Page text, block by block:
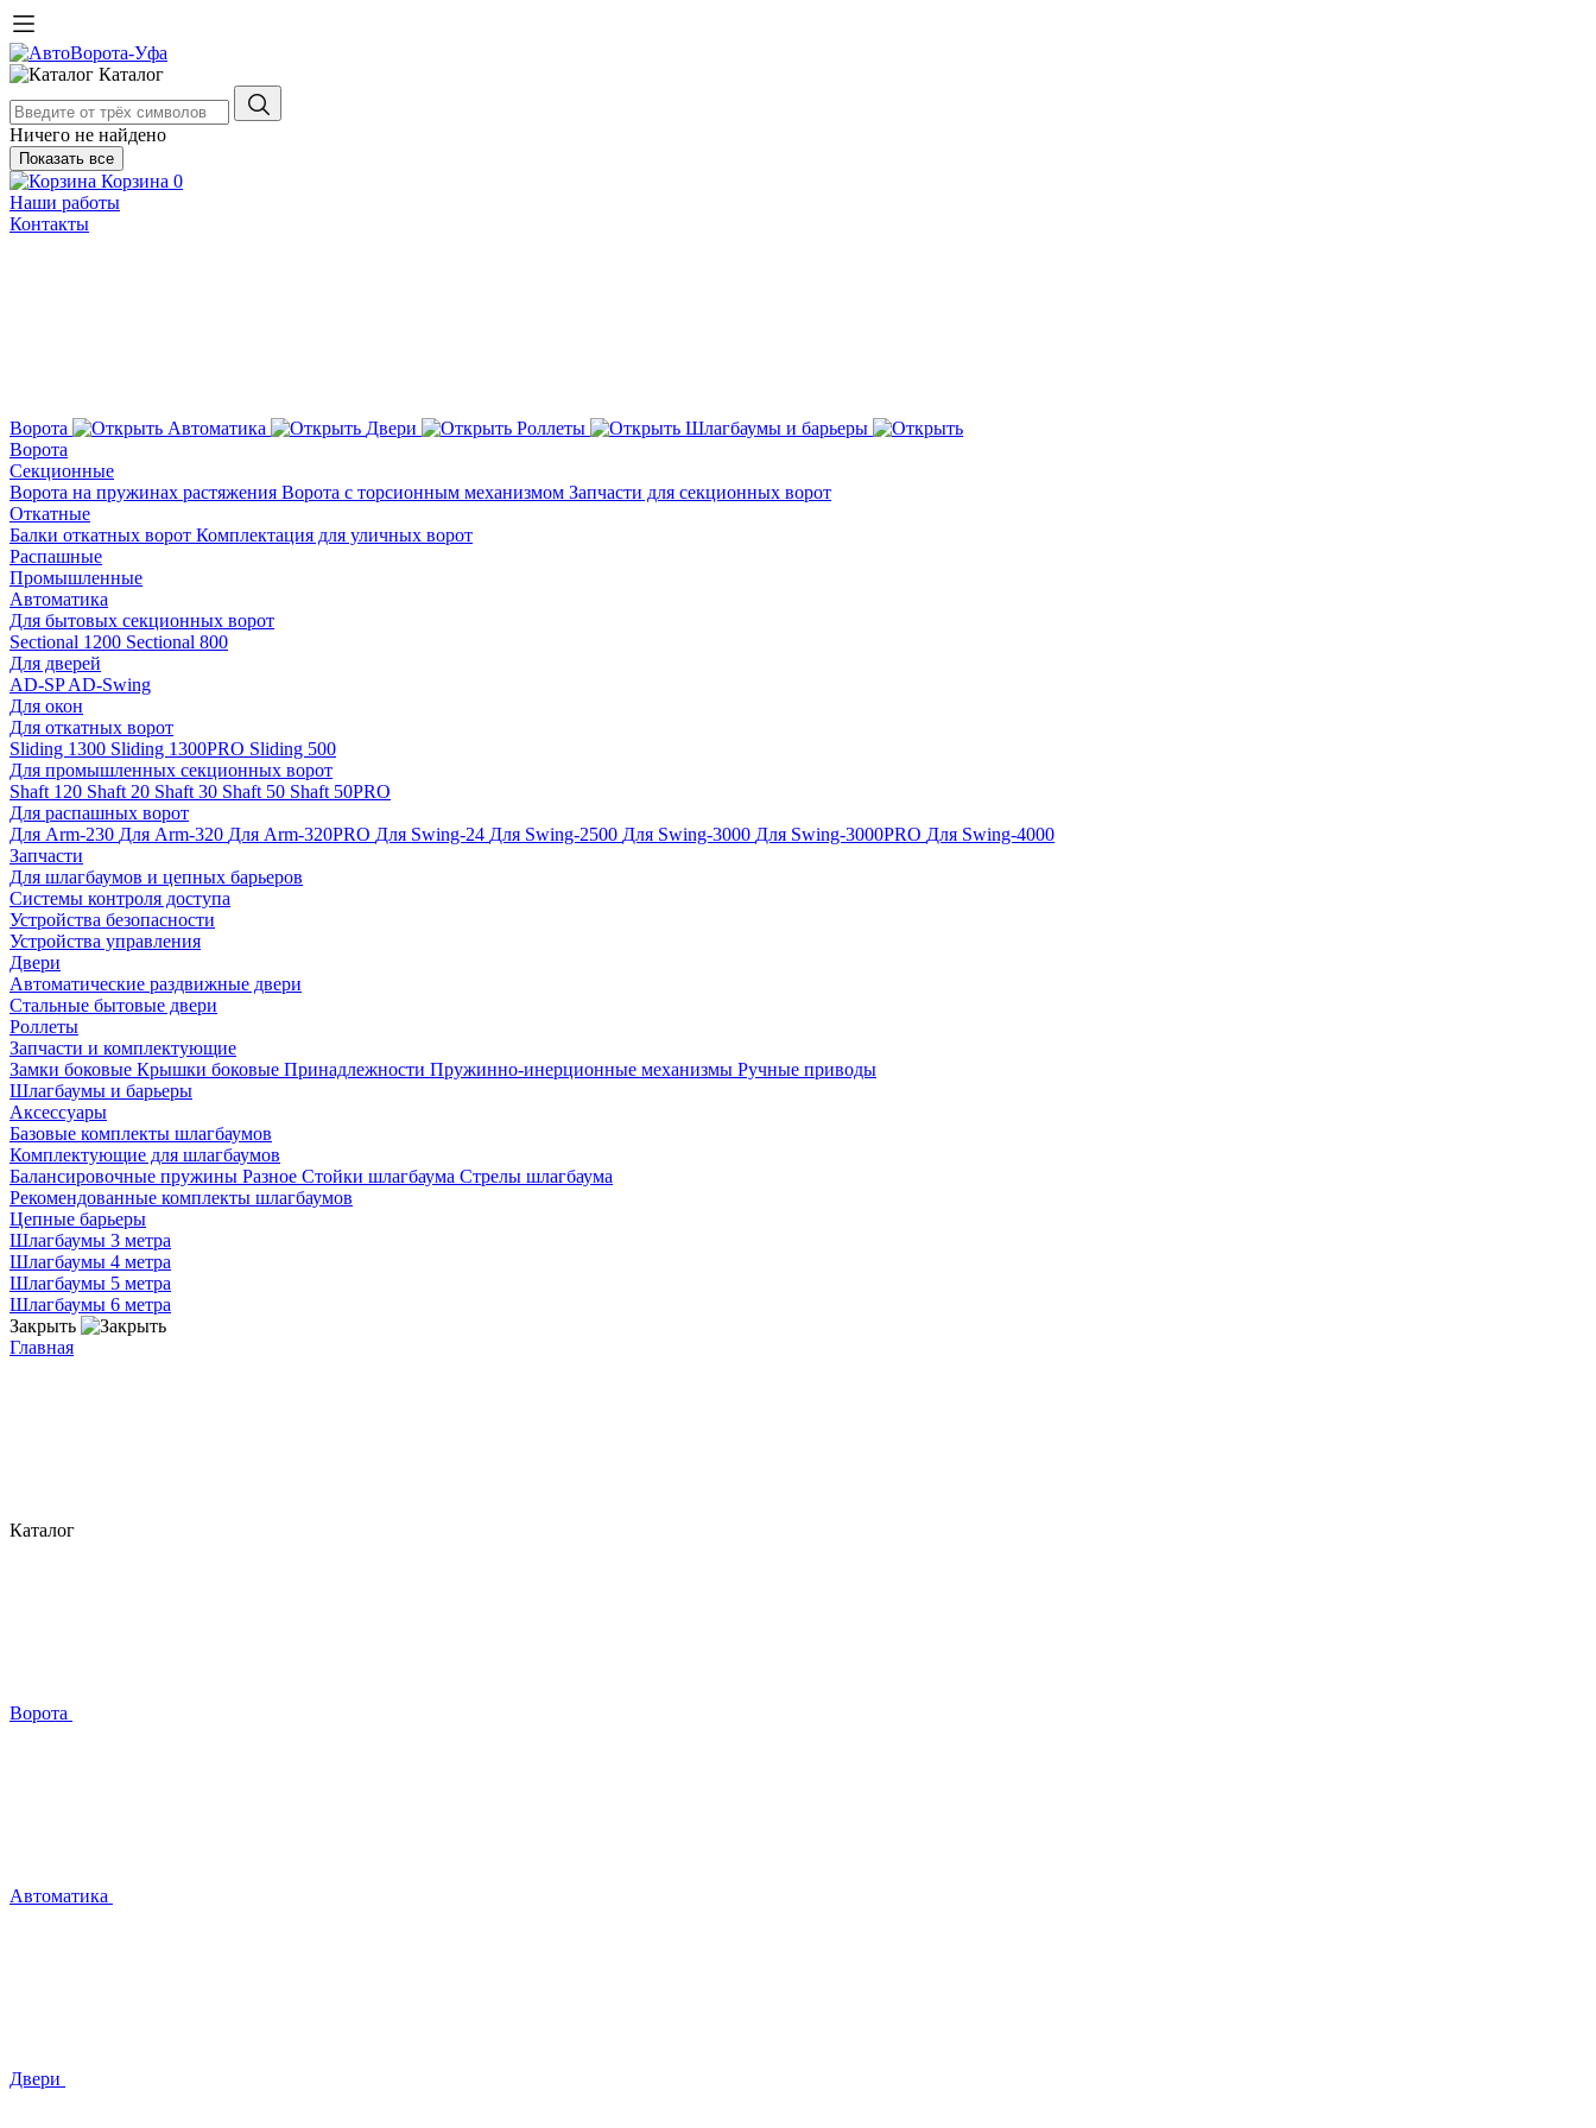
Каталог
Ничего не найдено
Показать все
Корзина 0
Наши работы
Контакты
Ворота Автоматика Двери Роллеты
Шлагбаумы и барьеры
Ворота
Секционные
Ворота на пружинах растяжения Ворота с торсионным механизмом Запчасти для секционных ворот
Откатные
Балки откатных ворот Комплектация для уличных ворот
Распашные
Промышленные
Автоматика
Для бытовых секционных ворот
Sectional 1200 Sectional 800
Для дверей
AD-SPAD-Swing
Для окон
Для откатных ворот
Sliding 1300 Sliding 1300PRO Sliding 500
Для промышленных секционных ворот
Shaft 120 Shaft 20 Shaft 30 Shaft 50 Shaft 50PRO
Для распашных ворот
Для Arm-230 Для Arm-320 Для Arm-320PRO Для Swing-24 Для Swing-2500 Для Swing-3000 Для Swing-3000PRO Для Swing-4000
Запчасти
Для шлагбаумов и цепных барьеров
Системы контроля доступа
Устройства безопасности
Устройства управления
Двери
Автоматические раздвижные двери
Стальные бытовые двери
Роллеты
Запчасти и комплектующие
Замки боковые Крышки боковые Принадлежности Пружинно-инерционные механизмы Ручные приводы
Шлагбаумы и барьеры
Аксессуары
Базовые комплекты шлагбаумов
Комплектующие для шлагбаумов
Балансировочные пружины Разное Стойки шлагбаума Стрелы шлагбаума
Рекомендованные комплекты шлагбаумов
Цепные барьеры
Шлагбаумы 3 метра
Шлагбаумы 4 метра
Шлагбаумы 5 метра
Шлагбаумы 6 метра
Закрыть
Главная
Каталог
Ворота
Автоматика
Двери